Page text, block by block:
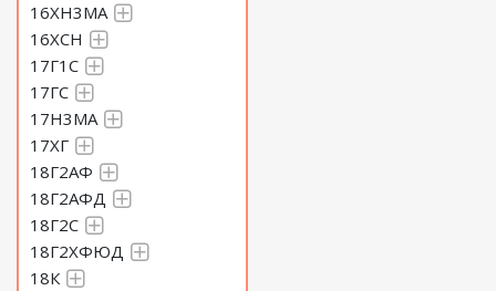
16ХН3МА
16ХСН
17Г1С
17ГС
17Н3МА
17ХГ
18Г2АФ
18Г2АФД
18Г2С
18Г2ХФЮД
18К